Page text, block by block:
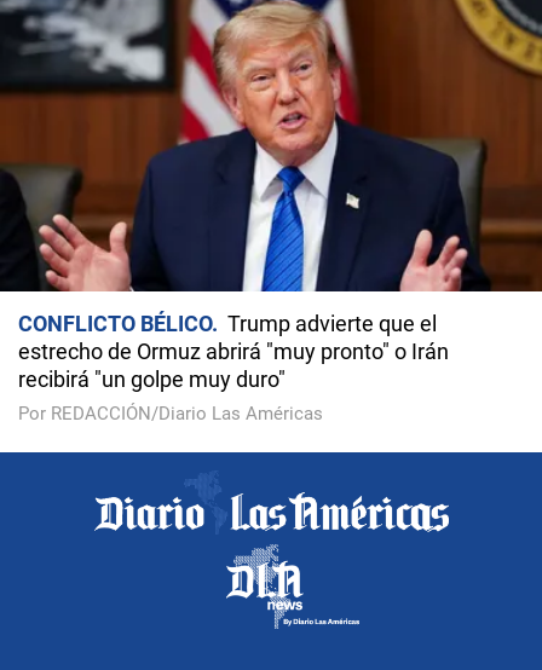
CONFLICTO BÉLICO
Trump advierte que el
estrecho de Ormuz abrirá "muy pronto" o Irán
recibirá "un golpe muy duro"
Por REDACCIÓN/Diario Las Américas